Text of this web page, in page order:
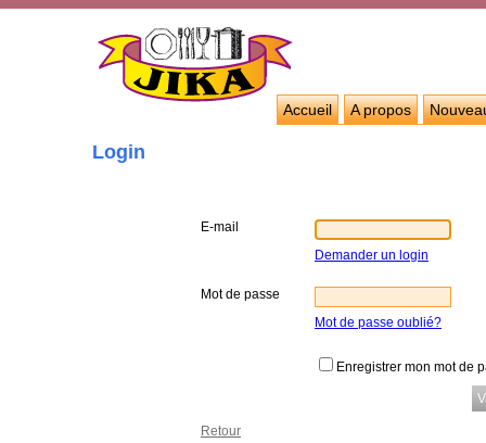
Accueil A propos
Login
E-mail
Demander un login
Mot de passe
Mot de passe oublié?
Enregistrer mon mot de
Retour